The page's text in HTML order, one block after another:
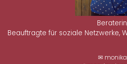
Beauftragte für soziale Netzwerke,
✉ monika